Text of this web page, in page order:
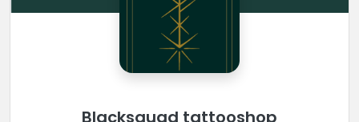
Blacksquad tattooshop